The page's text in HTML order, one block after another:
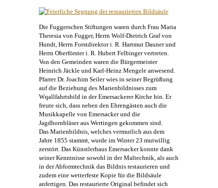
Die Fuggerschen Stiftungen waren durch Frau Maria
Theresia von Fugger, Herrn Wolf-Dietrich Graf von
Hundt, Herrn Forstdirektor i. R. Hartmut Dauner und
Herrn Oberförster i. R. Hubert Felbinger vertreten.
Von den Gemeinden waren die Bürgermeister
Heinrich Jäckle und Karl-Heinz Mengele anwesend.
Pfarrer Dr. Joachim Seiler wies in seiner Begrüßung
auf die Beziehung des Marienbildnisses zum
Wqallfahrtsbild in der Emersackerer Kirche hin. Er
freute sich, dass neben den Ehrengästen auch die
Musikkapelle von Emersacker und die
Jagdhornbläser aus Wertingen gekommen sind.
Das Marienbildnis, welches vermutlich aus dem
Jahre 1855 stammt, wurde im Winter 23 mutwillig
zerstört. Das Künstlerhaus Emersacker konnte dank
seiner Kenntnisse sowohl in der Maltechnik, als auch
in der Abformtechnik das Bildnis restaurieren und
zudem eine wetterfeste Kopie für die Bildsäule
anfertigen. Das restaurierte Original befindet sich